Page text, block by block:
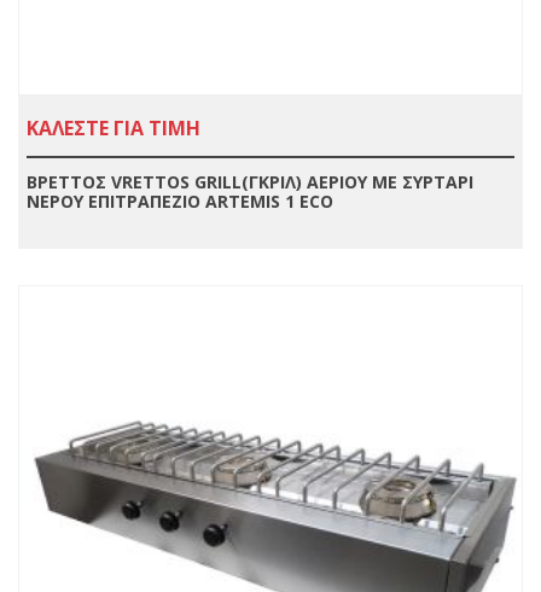
ΚΑΛΕΣΤΕ ΓΙΑ ΤΙΜΗ
ΒΡΕΤΤΟΣ VRETTOS GRILL(ΓΚΡΙΛ) ΑΕΡΙΟΥ ΜΕ ΣΥΡΤΑΡΙ
ΝΕΡΟΥ ΕΠΙΤΡΑΠΕΖΙΟ ARTEMIS 1 ECO